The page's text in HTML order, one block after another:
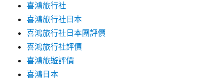
喜鴻旅行社
喜鴻旅行社日本
喜鴻旅行社日本團評價
喜鴻旅行社評價
喜鴻旅遊評價
喜鴻日本